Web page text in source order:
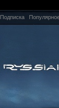
Подписка